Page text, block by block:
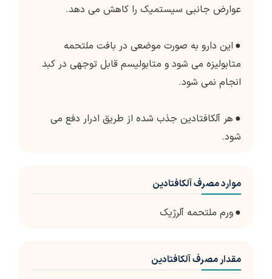
عوارض جانبی سیستمیک را کاهش می دهد.
● این دارو به صورت موضعی در بافت ملتحمه
متابولیزه می شود و متابولیسم قابل توجهی در کبد
انجام نمی شود.
● هر آلکافتادین جذب شده از طریق ادرار دفع می
شود.
موارد مصرف آلکافتادین
●ورم ملتحمه آلرژیک
مقدار مصرف آلکافتادین